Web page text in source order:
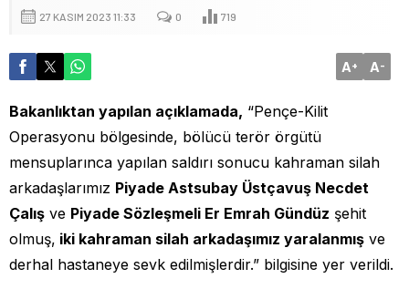
27 KASIM 2023 11:33 0 719
A+ A-
Bakanlıktan yapılan açıklamada, “Pençe-Kilit
Operasyonu bölgesinde, bölücü terör örgütü
mensuplarınca yapılan saldırı sonucu kahraman silah
arkadaşlarımız Piyade Astsubay Üstçavuş Necdet
Çalış ve Piyade Sözleşmeli Er Emrah Gündüz şehit
olmuş, iki kahraman silah arkadaşımız yaralanmış ve
derhal hastaneye sevk edilmişlerdir.” bilgisine yer verildi.